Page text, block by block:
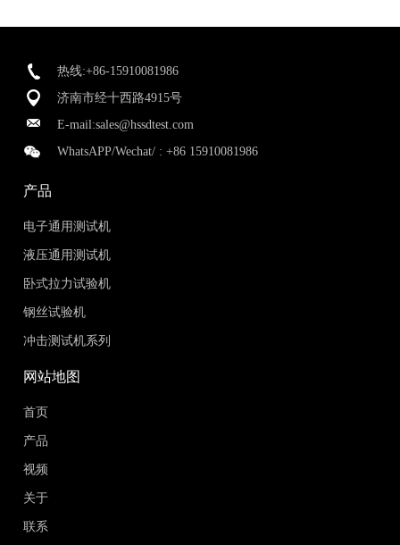
热线:+86-15910081986
济南市经十西路4915号
E-mail:sales@hssdtest.com
WhatsAPP/Wechat/ :+86 15910081986
产品
电子通用测试机
液压通用测试机
卧式拉力试验机
钢丝试验机
冲击测试机系列
网站地图
首页
产品
视频
关于
联系